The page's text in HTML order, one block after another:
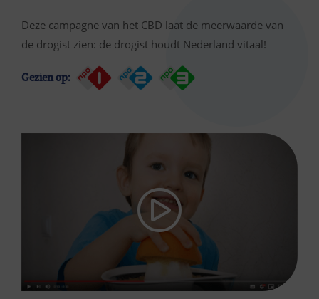
Deze campagne van het CBD laat de meerwaarde van
de drogist zien: de drogist houdt Nederland vitaal!
Gezien op: